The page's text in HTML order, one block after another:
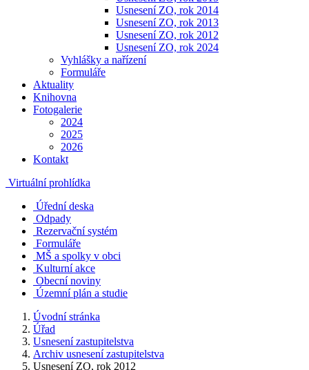
Usnesení ZO, rok 2014
Usnesení ZO, rok 2013
Usnesení ZO, rok 2012
Usnesení ZO, rok 2024
Vyhlášky a nařízení
Formuláře
Aktuality
Knihovna
Fotogalerie
2024
2025
2026
Kontakt
Virtuální prohlídka
Úřední deska
Odpady
Rezervační systém
Formuláře
MŠ a spolky v obci
Kulturní akce
Obecní noviny
Územní plán a studie
Úvodní stránka
Úřad
Usnesení zastupitelstva
Archiv usnesení zastupitelstva
Usnesení ZO, rok 2012